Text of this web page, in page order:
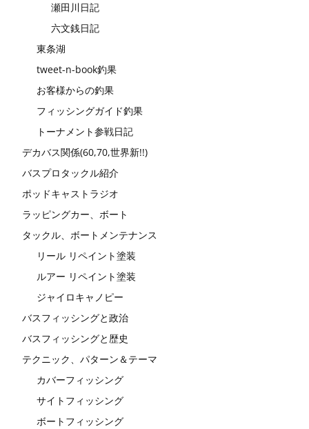
瀬田川日記
六文銭日記
東条湖
tweet-n-book釣果
お客様からの釣果
フィッシングガイド釣果
トーナメント参戦日記
デカバス関係(60,70,世界新!!)
バスプロタックル紹介
ポッドキャストラジオ
ラッピングカー、ボート
タックル、ボートメンテナンス
リール リペイント塗装
ルアー リペイント塗装
ジャイロキャノピー
バスフィッシングと政治
バスフィッシングと歴史
テクニック、パターン＆テーマ
カバーフィッシング
サイトフィッシング
ボートフィッシング